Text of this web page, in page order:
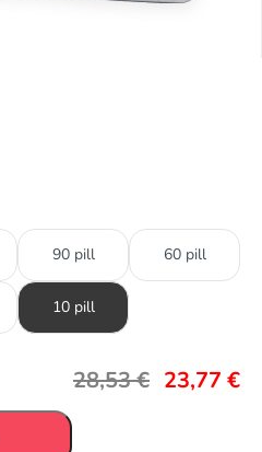
90 pill 60 pill
10 pill
28,53€ 23,77 €